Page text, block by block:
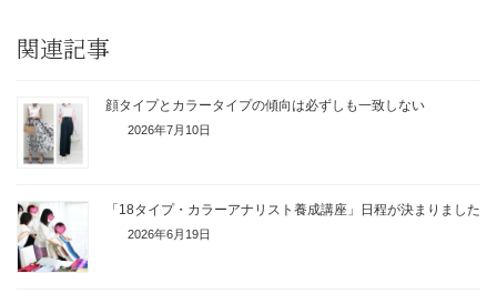
関連記事
顔タイプとカラータイプの傾向は必ずしも一致しない
2026年7月10日
「18タイプ・カラーアナリスト養成講座」日程が決まりました
2026年6月19日